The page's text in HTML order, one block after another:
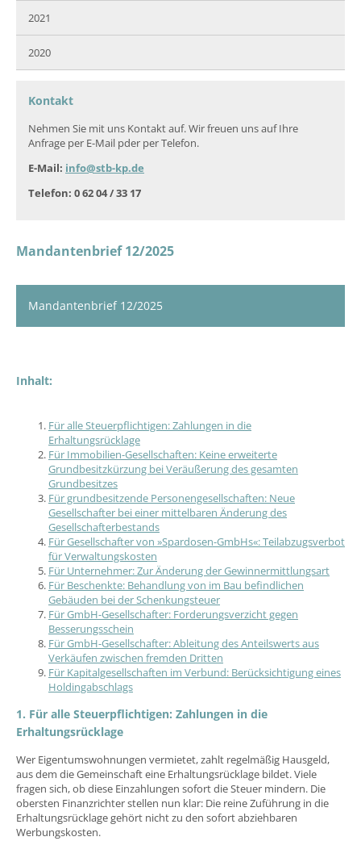
2021
2020
Kontakt
Nehmen Sie mit uns Kontakt auf. Wir freuen uns auf Ihre
Anfrage per E-Mail pder per Telefon.
E-Mail: info@stb-kp.de
Telefon: 0 62 04 / 33 17
Mandantenbrief 12/2025
Mandantenbrief 12/2025
Inhalt:
Für alle Steuerpflichtigen: Zahlungen in die
Erhaltungsrücklage
Für Immobilien-Gesellschaften: Keine erweiterte
Grundbesitzkürzung bei Veräußerung des gesamten
Grundbesitzes
Für grundbesitzende Personengesellschaften: Neue
Gesellschafter bei einer mittelbaren Änderung des
Gesellschafterbestands
Für Gesellschafter von »Spardosen-GmbHs«: Teilabzugsverbot
für Verwaltungskosten
Für Unternehmer: Zur Änderung der Gewinnermittlungsart
Für Beschenkte: Behandlung von im Bau befindlichen
Gebäuden bei der Schenkungsteuer
Für GmbH-Gesellschafter: Forderungsverzicht gegen
Besserungsschein
Für GmbH-Gesellschafter: Ableitung des Anteilswerts aus
Verkäufen zwischen fremden Dritten
Für Kapitalgesellschaften im Verbund: Berücksichtigung eines
Holdingabschlags
1. Für alle Steuerpflichtigen: Zahlungen in die
Erhaltungsrücklage
Wer Eigentumswohnungen vermietet, zahlt regelmäßig Hausgeld,
aus dem die Gemeinschaft eine Erhaltungsrücklage bildet. Viele
fragen sich, ob diese Einzahlungen sofort die Steuer mindern. Die
obersten Finanzrichter stellen nun klar: Die reine Zuführung in die
Erhaltungsrücklage gehört nicht zu den sofort abziehbaren
Werbungskosten.